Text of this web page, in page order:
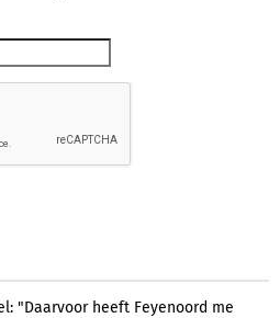
"Daarvoor heeft Feyenoord me